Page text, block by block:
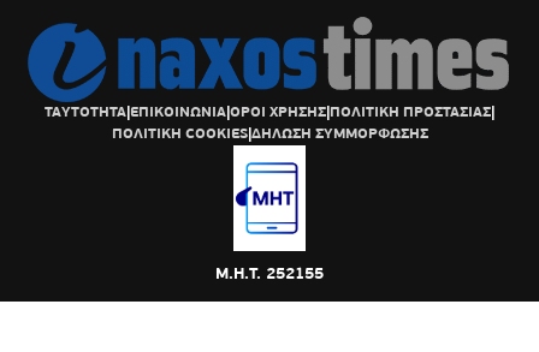
ΤΑΥΤΟΤΗΤΑ|ΕΠΙΚΟΙΝΩΝΙΑ|ΟΡΟΙ ΧΡΗΣΗΣ|ΠΟΛΙΤΙΚΗ ΠΡΟΣΤΑΣΙΑΣ|
ΠΟΛΙΤΙΚΗ COOKIES|ΔΗΛΩΣΗ ΣΥΜΜΟΡΦΩΣΗΣ
Μ.Η.Τ. 252155